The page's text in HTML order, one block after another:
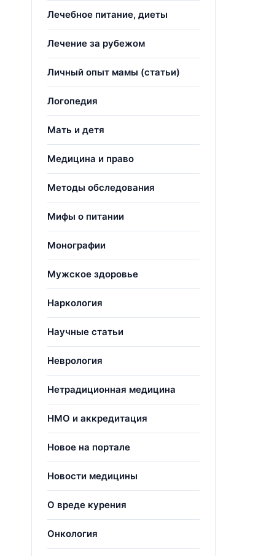
Лечебное питание, диеты
Лечение за рубежом
Личный опыт мамы (статьи)
Логопедия
Мать и детя
Медицина и право
Методы обследования
Мифы о питании
Монографии
Мужское здоровье
Наркология
Научные статьи
Неврология
Нетрадиционная медицина
НМО и аккредитация
Новое на портале
Новости медицины
О вреде курения
Онкология